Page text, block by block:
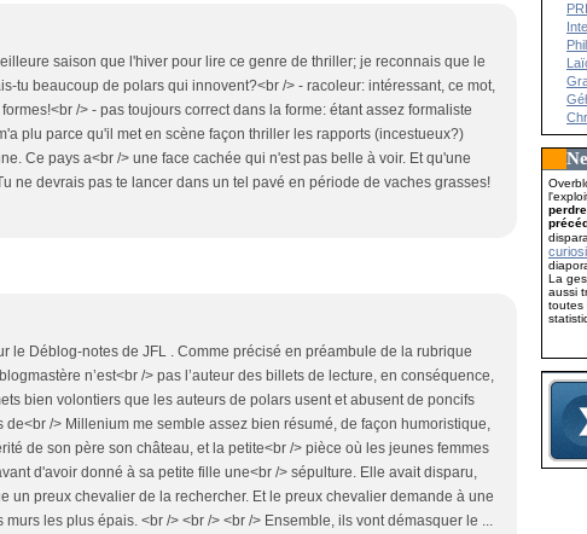
saison que l'hiver pour lire ce genre de thriller; je reconnais que le
tu beaucoup de polars qui innovent?<br /> - racoleur: intéressant, ce mot,
/> - pas toujours correct dans la forme: étant assez formaliste
plu parce qu'il met en scène façon thriller les rapports (incestueux?)
Ce pays a<br /> une face cachée qui n'est pas belle à voir. Et qu'une
ne devrais pas te lancer dans un tel pavé en période de vaches grasses!
le Déblog-notes de JFL . Comme précisé en préambule de la rubrique
n’est<br /> pas l’auteur des billets de lecture, en conséquence,
bien volontiers que les auteurs de polars usent et abusent de poncifs
/> Millenium me semble assez bien résumé, de façon humoristique,
de son père son château, et la petite<br /> pièce où les jeunes femmes
d'avoir donné à sa petite fille une<br /> sépulture. Elle avait disparu,
un preux chevalier de la rechercher. Et le preux chevalier demande à une
les plus épais. <br /> <br /> <br /> Ensemble, ils vont démasquer le ...
La
aussi
toutes